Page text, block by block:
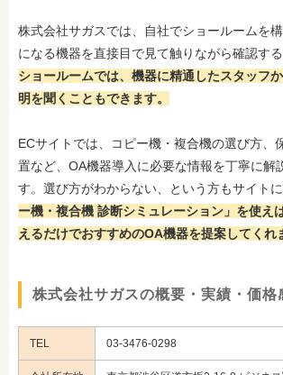
株式会社サガスでは、自社でショールームを
になる機器を直接目で見て触りながら確認する
ショールームでは、機器に精通したスタッフ
明を聞くこともできます。
ECサイトでは、コピー機・複合機の選び方、
置など、OA機器導入に必要な情報を丁寧に解
す。選び方がわからない、という方もサイト
ー機・複合機 診断シミュレーション」を使え
えるだけでおすすめのOA機器を提案してくれ
株式会社サガスの概要・実績・価格
TEL 03-3476-0298